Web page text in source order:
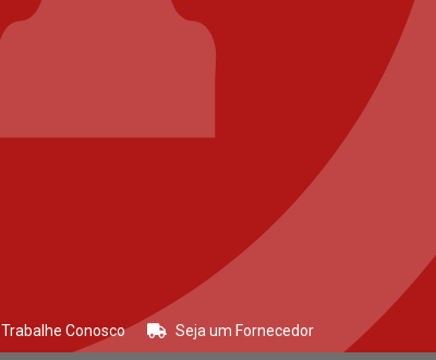
Trabalhe Conosco Seja um Fornecedor